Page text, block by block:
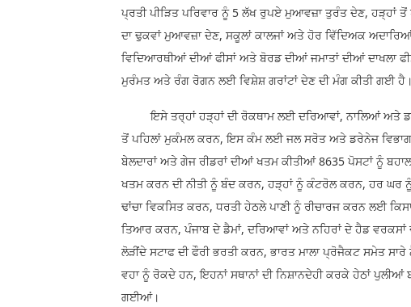
ਪ੍ਰਤੀ ਪੀੜਿਤ ਪਰਿਵਾਰ ਨੂੰ 5 ਲੱਖ ਰੁਪਏ ਮੁਆਵਜ਼ਾ ਤੁਰੰਤ ਦੇਣ, ਹੜ੍ਹਾਂ
ਦਾ ਢੁਕਵਾਂ ਮੁਆਵਜ਼ਾ ਦੇਣ, ਸਕੂਲਾਂ ਕਾਲਜਾਂ ਅਤੇ ਹੋਰ ਵਿੱਦਿਅਕ
ਵਿਦਿਆਰਥੀਆਂ ਦੀਆਂ ਫੀਸਾਂ ਅਤੇ ਬੋਰਡ ਦੀਆਂ ਜਮਾਤਾਂ ਦੀਆਂ ਦਾਖਲਾ
ਮੁਰੰਮਤ ਅਤੇ ਰੰਗ ਰੋਗਨ ਲਈ ਵਿਸ਼ੇਸ਼ ਗਰਾਂਟਾਂ ਦੇਣ ਦੀ ਮੰਗ ਕੀਤੀ ਗਈ ਹੈ।
ਇਸੇ ਤਰ੍ਹਾਂ ਹੜ੍ਹਾਂ ਦੀ ਰੋਕਥਾਮ ਲਈ ਦਰਿਆਵਾਂ, ਨਾਲਿਆਂ ਅਤੇ
ਤੋਂ ਪਹਿਲਾਂ ਮੁਕੰਮਲ ਕਰਨ, ਇਸ ਕੰਮ ਲਈ ਜਲ ਸਰੋਤ ਅਤੇ ਡਰੇਨੇਜ ਵਿਭਾਗ
ਬੇਲਦਾਰਾਂ ਅਤੇ ਗੇਜ ਰੀਡਰਾਂ ਦੀਆਂ ਖਤਮ ਕੀਤੀਆਂ 8635 ਪੋਸਟਾਂ ਨੂੰ
ਖਤਮ ਕਰਨ ਦੀ ਨੀਤੀ ਨੂੰ ਬੰਦ ਕਰਨ, ਹੜ੍ਹਾਂ ਨੂੰ ਕੰਟਰੋਲ ਕਰਨ, ਹਰ ਘਰ ਨੂੰ
ਢਾਂਚਾ ਵਿਕਸਿਤ ਕਰਨ, ਧਰਤੀ ਹੇਠਲੇ ਪਾਣੀ ਨੂੰ ਰੀਚਾਰਜ ਕਰਨ ਲਈ
ਤਿਆਰ ਕਰਨ, ਪੰਜਾਬ ਦੇ ਡੈਮਾਂ, ਦਰਿਆਵਾਂ ਅਤੇ ਨਹਿਰਾਂ ਦੇ ਹੈਡ
ਲੋੜੀਂਦੇ ਸਟਾਫ ਦੀ ਫੌਰੀ ਭਰਤੀ ਕਰਨ, ਭਾਰਤ ਮਾਲਾ ਪ੍ਰੋਜੈਕਟ ਸਮੇਤ
ਵਹਾ ਨੂੰ ਰੋਕਦੇ ਹਨ, ਇਹਨਾਂ ਸਥਾਨਾਂ ਦੀ ਨਿਸ਼ਾਨਦੇਹੀ ਕਰਕੇ ਹੇਠਾਂ
ਗਈਆਂ।